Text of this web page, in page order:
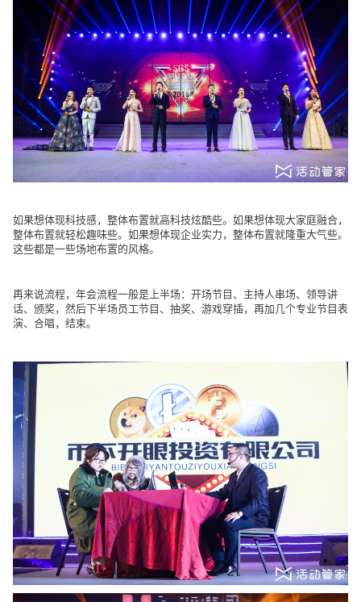
如果想体现科技感，整体布置就高科技炫酷些。如果想体现大家庭融合，
整体布置就轻松趣味些。如果想体现企业实力，整体布置就隆重大气些。
这些都是一些场地布置的风格。
再来说流程，年会流程一般是上半场：开场节目、主持人串场、领导讲
话、颁奖，然后下半场员工节目、抽奖、游戏穿插，再加几个专业节目表
演、合唱，结束。